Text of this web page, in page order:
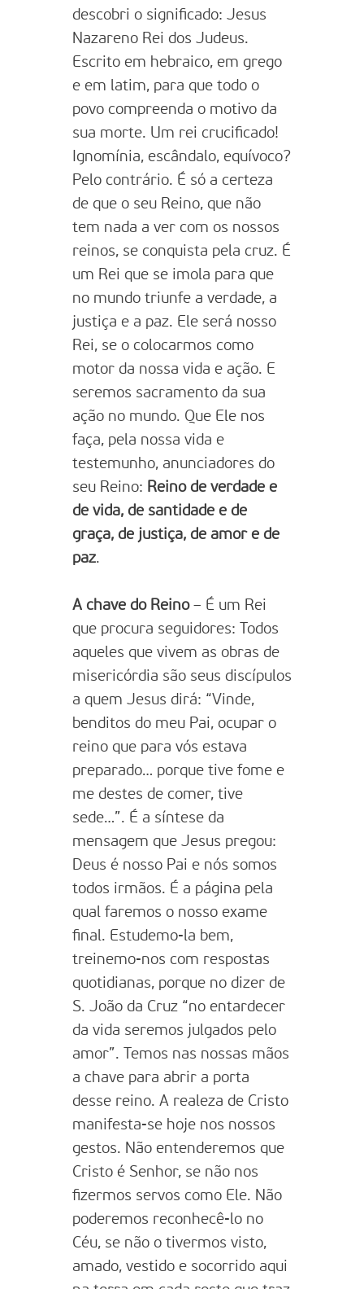
descobri o significado: Jesus
Nazareno Rei dos Judeus.
Escrito em hebraico, em grego
e em latim, para que todo o
povo compreenda o motivo da
sua morte. Um rei crucificado!
Ignomínia, escândalo, equívoco?
Pelo contrário. É só a certeza
de que o seu Reino, que não
tem nada a ver com os nossos
reinos, se conquista pela cruz. É
um Rei que se imola para que
no mundo triunfe a verdade, a
justiça e a paz. Ele será nosso
Rei, se o colocarmos como
motor da nossa vida e ação. E
seremos sacramento da sua
ação no mundo. Que Ele nos
faça, pela nossa vida e
testemunho, anunciadores do
seu Reino: Reino de verdade e
de vida, de santidade e de
graça, de justiça, de amor e de
paz.
A chave do Reino– É um Rei
que procura seguidores: Todos
aqueles que vivem as obras de
misericórdia são seus discípulos
a quem Jesus dirá: “Vinde,
benditos do meu Pai, ocupar o
reino que para vós estava
preparado… porque tive fome e
me destes de comer, tive
sede…”. É a síntese da
mensagem que Jesus pregou:
Deus é nosso Pai e nós somos
todos irmãos. É a página pela
qual faremos o nosso exame
final. Estudemo-la bem,
treinemo-nos com respostas
quotidianas, porque no dizer de
S. João da Cruz “no entardecer
da vida seremos julgados pelo
amor”. Temos nas nossas mãos
a chave para abrir a porta
desse reino. A realeza de Cristo
manifesta-se hoje nos nossos
gestos. Não entenderemos que
Cristo é Senhor, se não nos
fizermos servos como Ele. Não
poderemos reconhecê-lo no
Céu, se não o tivermos visto,
amado, vestido e socorrido aqui